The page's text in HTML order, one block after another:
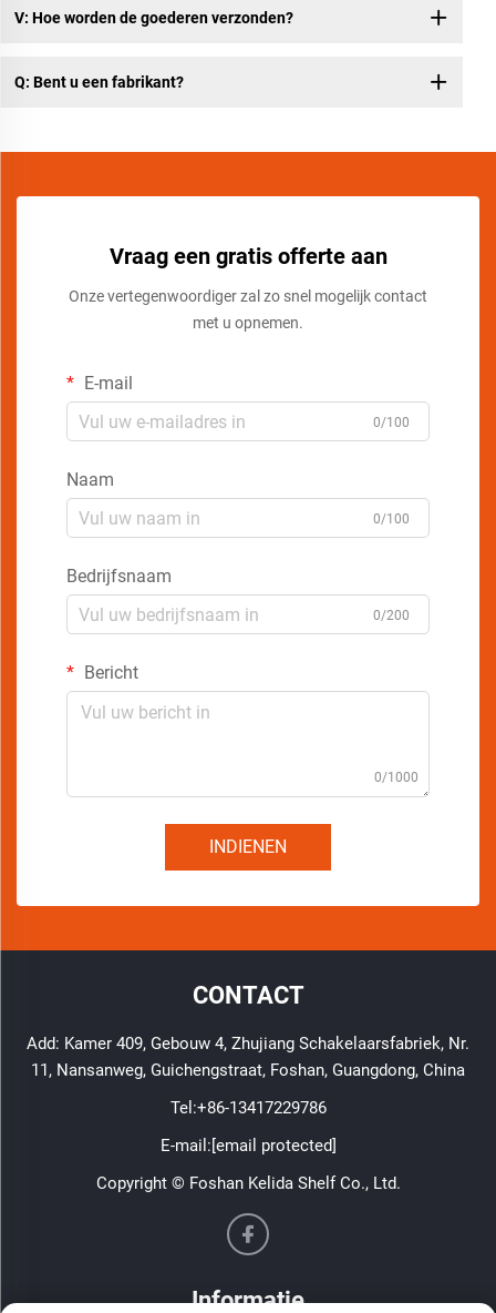
V: Hoe worden de goederen verzonden?
Q: Bent u een fabrikant?
Vraag een gratis offerte aan
Onze vertegenwoordiger zal zo snel mogelijk contact
met u opnemen.
E-mail
0/100
Naam
0/100
Bedrijfsnaam
0/200
Bericht
0/1000
INDIENEN
CONTACT
Add: Kamer 409, Gebouw 4, Zhujiang Schakelaarsfabriek, Nr.
11, Nansanweg, Guichengstraat, Foshan, Guangdong, China
Tel:+86-13417229786
E-mail:[email protected]
Copyright © Foshan Kelida Shelf Co., Ltd.
Informatie